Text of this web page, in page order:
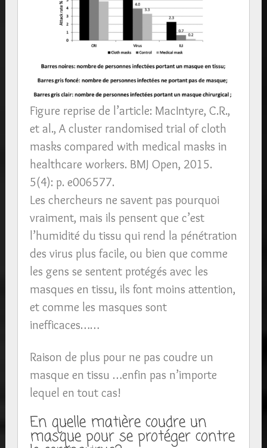
Figure reprise de l’article: MacIntyre, C.R.,
et al., A cluster randomised trial of cloth
masks compared with medical masks in
healthcare workers. BMJ Open, 2015.
5(4): p. e006577.
Les chercheurs ne savent pas pourquoi
vraiment, mais ils pensent que c’est
l’humidité du tissu qui rend la pénétration
des virus plus facile, ou bien que comme
les gens se sentent protégés avec les
masques en tissu, ils font moins attention,
et comme les masques sont
inefficaces……
Raison de plus pour ne pas coudre un
masque en tissu …enfin pas n’importe
lequel en tout cas!
En quelle matière coudre un
masque pour se protéger contre